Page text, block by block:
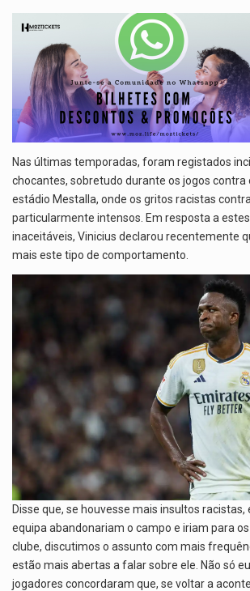
Nas últimas temporadas, foram registados
chocantes, sobretudo durante os jogos contra
estádio Mestalla, onde os gritos racistas
particularmente intensos. Em resposta a
inaceitáveis, Vinicius declarou recentemente
mais este tipo de comportamento.
Disse que, se houvesse mais insultos racistas,
equipa abandonariam o campo e iriam para os
clube, discutimos o assunto com mais
estão mais abertas a falar sobre ele. Não só
jogadores concordaram que, se voltar a